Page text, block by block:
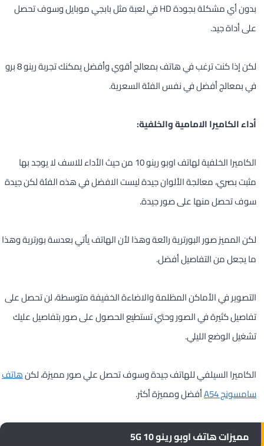
بدون أي مشكلة بجودة HD في لعبة مثل بابجي موبايل وسوف تحصل
على أداة جيد.
لكن إذا كنت ترغب في هاتف بمعالج أقوي وأفضل يمكنك تجربة رينو 8 برو
في بمعالج أفضل في نفس الفئة السعرية.
أداء الكاميرا الامامية والخلفية:
الكاميرا الخلفية لهاتف اوبو رينو 10 من حيث الأداء للاسف لا يوجد بها
مثبت بصري، معالجة الألوان جيدة ليست الافضل في هذه الفئة لكن جيدة
سوف تحصل منها على صور جيدة.
لكن المميز صور البورترية رائعة وهذا لأن الهاتف يأتي بعدسة بورترية وهذا
ما يجعل من التفاصيل أفضل.
التصوير في الأماكن المظلمة والاضاءة الخفيفة متوسطة، لن تحصل على
تفاصيل كثيرة في الصور وحتي تستطيع الحصول على صور بتفاصيل عليك
تشغيل الوضع الليلي.
الكاميرا السيلفي للهاتف جيدة وسوف تحصل علي صور مميزة، لكنهاتف
سامسونج A54
أفضل ومميزة أكثر.
مميزات هاتف اوبو رينو 10 5G